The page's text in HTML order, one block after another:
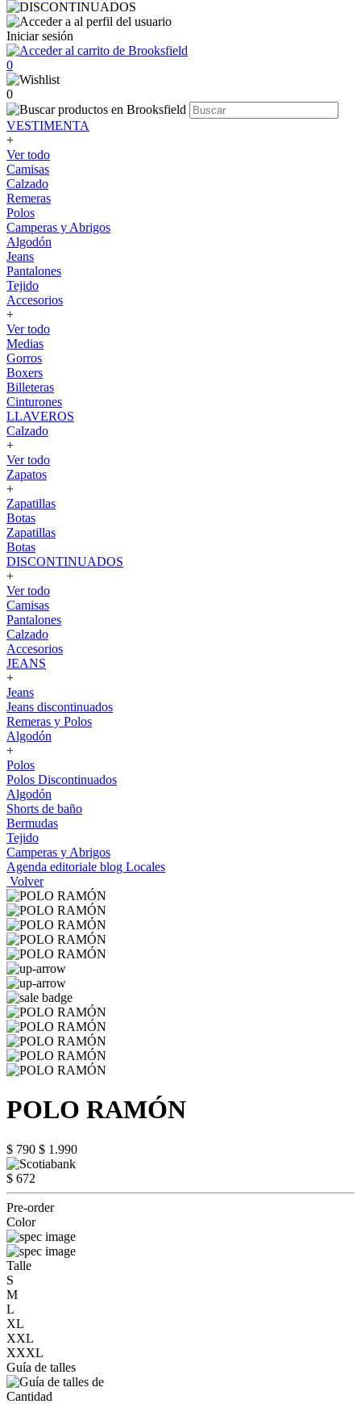
Iniciar sesión
0
0
VESTIMENTA
+
Ver todo
Camisas
Calzado
Remeras
Polos
Camperas y Abrigos
Algodón
Jeans
Pantalones
Tejido
Accesorios
+
Ver todo
Medias
Gorros
Boxers
Billeteras
Cinturones
LLAVEROS
Calzado
+
Ver todo
Zapatos
+
Zapatillas
Botas
Zapatillas
Botas
DISCONTINUADOS
+
Ver todo
Camisas
Pantalones
Calzado
Accesorios
JEANS
+
Jeans
Jeans discontinuados
Remeras y Polos
Algodón
+
Polos
Polos Discontinuados
Algodón
Shorts de baño
Bermudas
Tejido
Camperas y Abrigos
Agenda editoriale blog Locales
Volver
POLO RAMÓN
$ 790 $ 1.990
$ 672
Pre-order
Color
Talle
S
M
L
XL
XXL
XXXL
Guía de talles
Cantidad